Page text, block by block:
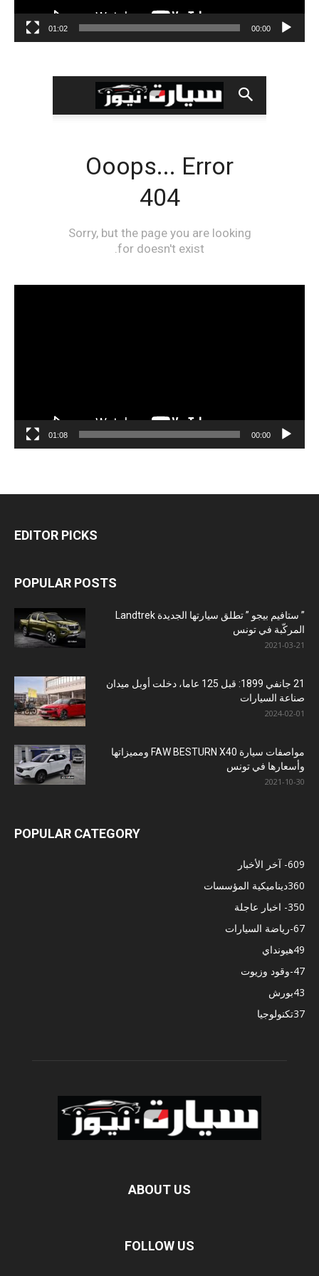
00:00
01:02
00:00
01:08
EDITOR PICKS
POPULAR POSTS
” ستافيم بيجو ” تطلق سيارتها الجديدة Landtrek
المركّبة في تونس
2021-03-21
21 جانفي 1899: قبل 125 عاما، دخلت أوبل ميدان
صناعة السيارات
2024-02-01
مواصفات سيارة FAW BESTURN X40 ومميزاتها
وأسعارها في تونس
2021-10-30
POPULAR CATEGORY
- آخر الأخبار609
ديناميكية المؤسسات360
- اخبار عاجلة350
-رياضة السيارات67
هيونداي49
-وقود وزيوت47
بورش43
تكنولوجيا37
ABOUT US
FOLLOW US